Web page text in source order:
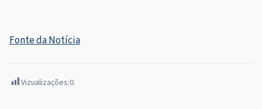
Fonte da Notícia
Vizualizações:0